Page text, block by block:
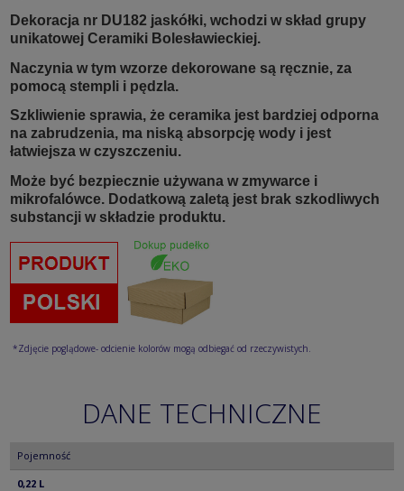
Dekoracja nr DU182 jaskółki, wchodzi w skład grupy
unikatowej Ceramiki Bolesławieckiej.
Naczynia w tym wzorze dekorowane są ręcznie, za
pomocą stempli i pędzla.
Szkliwienie sprawia, że ceramika jest bardziej odporna
na zabrudzenia, ma niską absorpcję wody i jest
łatwiejsza w czyszczeniu.
Może być bezpiecznie używana w zmywarce i
mikrofalówce. Dodatkową zaletą jest brak szkodliwych
substancji w składzie produktu.
*Zdjęcie poglądowe- odcienie kolorów mogą odbiegać od rzeczywistych.
DANE TECHNICZNE
Pojemność
0,22 L